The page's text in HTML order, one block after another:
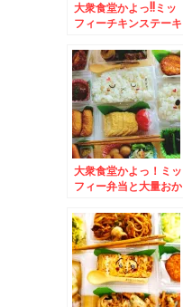
大衆食堂かよっ!!ミッ
フィーチキンステーキ
庵」さんの「辛子明太
のり弁当」＆「なめこ
そば温」ネギ食べ放題
がありがたい～
大衆食堂かよっ！ミッ
フィー弁当と大量おか
きといえば「みずほ
庵」小さいお子さん連
れでもゆっくり(*´艸
`*)